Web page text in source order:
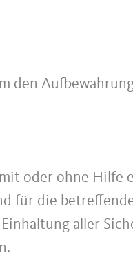
den
oder ohne Hilfe
für die
aller